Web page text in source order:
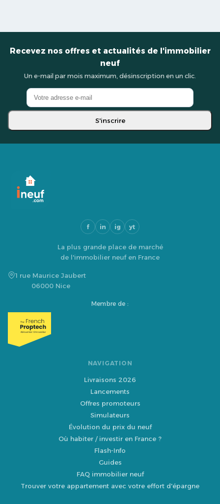
Recevez nos offres et actualités de l'immobilier
neuf
Un e-mail par mois maximum, désinscription en un clic.
S'inscrire
f in ig yt
La plus grande place de marché
de l'immobilier neuf en France
1 rue Maurice Jaubert
06000 Nice
Membre de :
NAVIGATION
Livraisons 2026
Lancements
Offres promoteurs
Simulateurs
Évolution du prix du neuf
Où habiter / investir en France ?
Flash-Info
Guides
FAQ immobilier neuf
Trouver votre appartement avec votre effort d'épargne